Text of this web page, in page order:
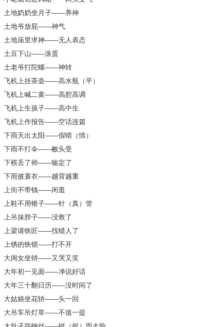
土地奶奶坐月子——养神
土地爷放屁——神气
土地庙里求神——无人表态
土豆下山——滚蛋
土老爷打陀螺——神转
飞机上挂茶壶——高水瓶（平）
飞机上喊二黄——高腔高调
飞机上生孩子——高中生
飞机上作报告——空话连篇
下雨天出太阳——假晴（情）
下雨不打伞——敝头受
下棋丢了帅——输定了
下雨披蓑衣——越背越重
上街不带钱——闲逛
上鞋不用锥子——针（真）管
上吊抹脖子——没救了
上梁请铁匠——找错人了
上锈的铁锁——打不开
大闺女坐轿——又哭又笑
大年初一见面——净说好话
大年三十翻日历——没时间了
大姑娘坐花轿——头一回
大吊车吊灯草——不值一提